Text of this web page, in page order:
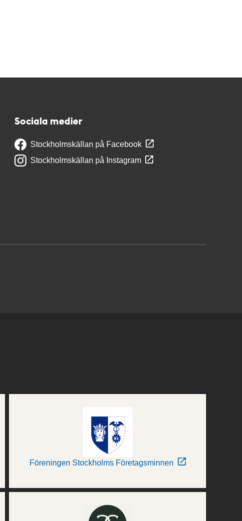
Sociala medier
Stockholmskällan på Facebook
Stockholmskällan på Instagram
Föreningen Stockholms Företagsminnen